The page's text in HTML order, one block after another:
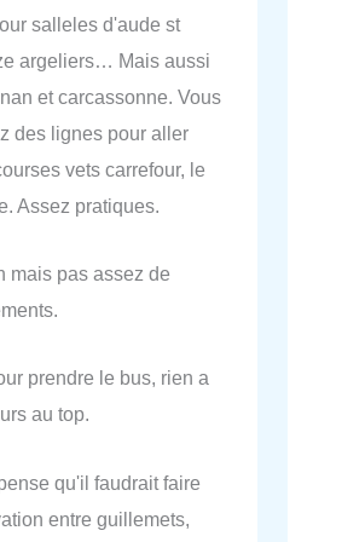
salleles d'aude st
argeliers… Mais aussi
et carcassonne. Vous
des lignes pour aller
vets carrefour, le
Assez pratiques.
mais pas assez de
prendre le bus, rien a
au top.
qu'il faudrait faire
entre guillemets,